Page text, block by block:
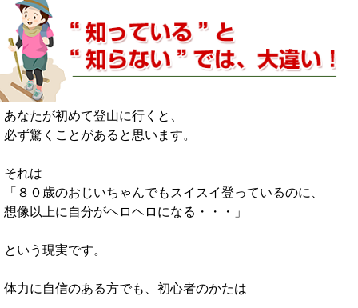
あなたが初めて登山に行くと、
必ず驚くことがあると思います。
それは
「８０歳のおじいちゃんでもスイスイ登っているのに、
想像以上に自分がヘロヘロになる・・・」
という現実です。
体力に自信のある方でも、初心者のかたは